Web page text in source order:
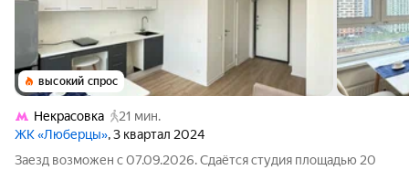
высокий спрос
Некрасовка
21 мин.
ЖК «Люберцы», 3 квартал 2024
Заезд возможен с 07.09.2026. Сдаётся студия площадью 20